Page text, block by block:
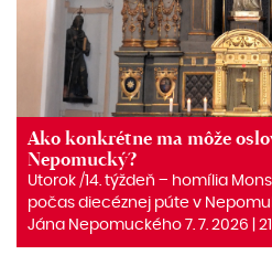
Ako konkrétne ma môže
Nepomucký?
Utorok /14. týždeň – homília
počas diecéznej púte v
Jána Nepomuckého 7. 7. 2026 |